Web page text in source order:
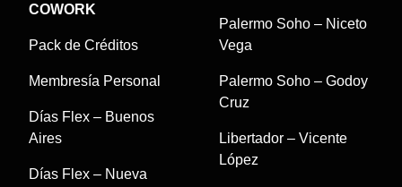
COWORK
Pack de Créditos
Membresía Personal
Días Flex – Buenos
Aires
Días Flex – Nueva
Palermo Soho – Niceto
Vega
Palermo Soho – Godoy
Cruz
Libertador – Vicente
López